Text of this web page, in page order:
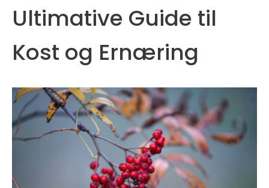
Ultimative Guide til
Kost og Ernæring